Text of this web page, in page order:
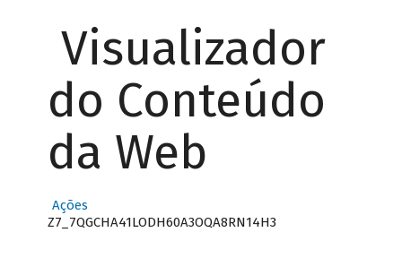
Visualizador
do Conteúdo
da Web
Ações
Z7_7QGCHA41LODH60A3OQA8RN14H3